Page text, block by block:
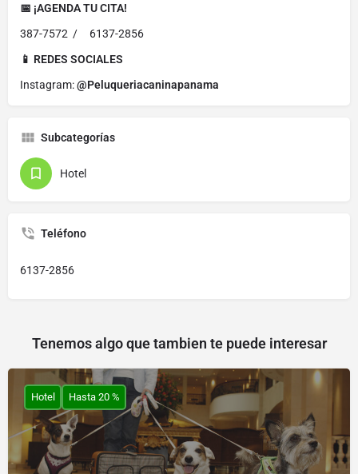
📅 ¡AGENDA TU CITA!
387-7572 / 6137-2856
📱 REDES SOCIALES
Instagram:@Peluqueriacaninapanama
Subcategorías
Hotel
Teléfono
6137-2856
Tenemos algo que tambien te puede interesar
Hotel Hasta 20 %